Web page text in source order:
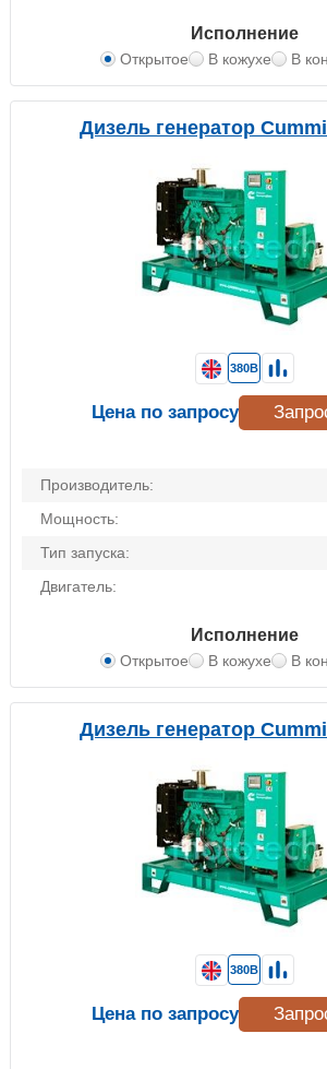
Исполнение
Открытое В кожухе В
Дизель генератор
Производитель:
Мощность:
Тип запуска:
Двигатель:
Исполнение
Открытое В кожухе В
380В
Цена по запросу
Дизель генератор
380В
Цена по запросу